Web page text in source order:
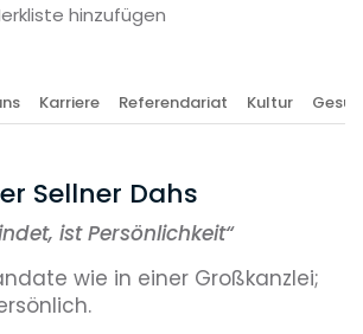
hinzufügen
Karriere Referendariat Kultur
Sellner Dahs
ist Persönlichkeit“
wie in einer Großkanzlei;